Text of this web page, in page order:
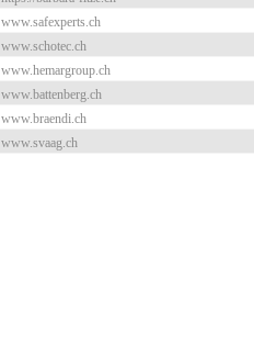
www.safexperts.ch
www.schotec.ch
www.hemargroup.ch
www.battenberg.ch
www.braendi.ch
www.svaag.ch